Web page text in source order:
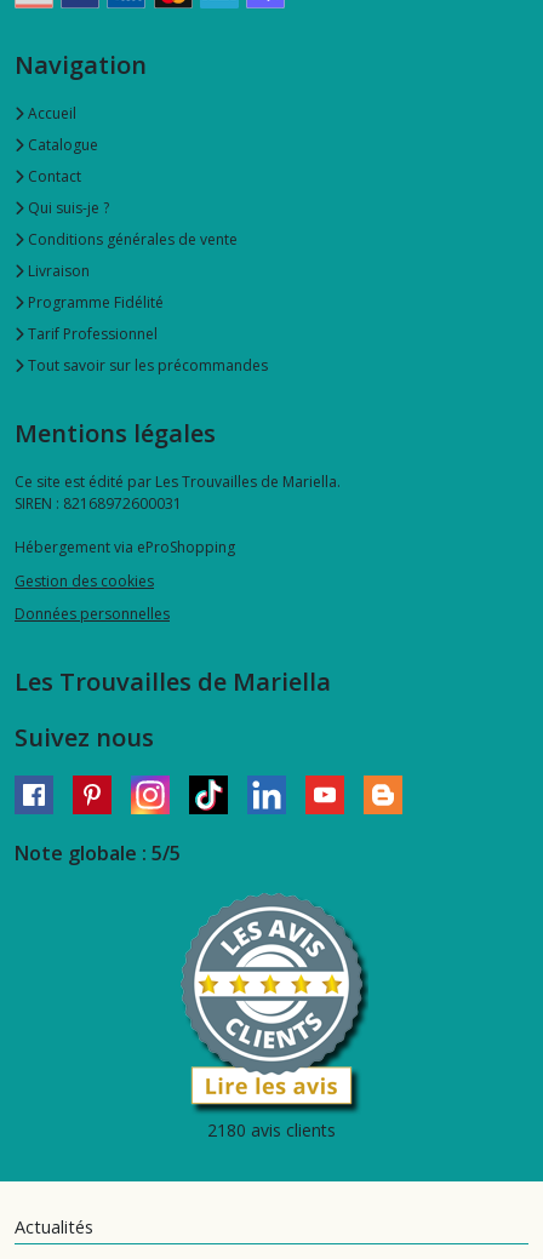
Navigation
Accueil
Catalogue
Contact
Qui suis-je ?
Conditions générales de vente
Livraison
Programme Fidélité
Tarif Professionnel
Tout savoir sur les précommandes
Mentions légales
Ce site est édité par Les Trouvailles de Mariella.
SIREN : 82168972600031
Hébergement via eProShopping
Gestion des cookies
Données personnelles
Les Trouvailles de Mariella
Suivez nous
Note globale : 5/5
2180 avis clients
Actualités